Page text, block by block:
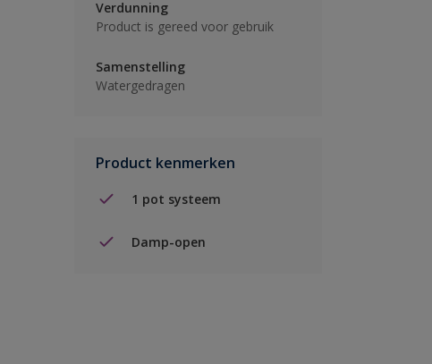
Verdunning
Product is gereed voor gebruik
Samenstelling
Watergedragen
Product kenmerken
1 pot systeem
Damp-open